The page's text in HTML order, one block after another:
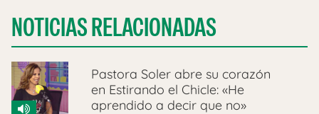
NOTICIAS RELACIONADAS
Pastora Soler abre su corazón
en Estirando el Chicle: «He
aprendido a decir que no»